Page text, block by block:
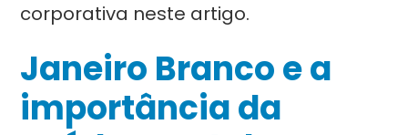
corporativa neste artigo.
Janeiro Branco e a
importância da